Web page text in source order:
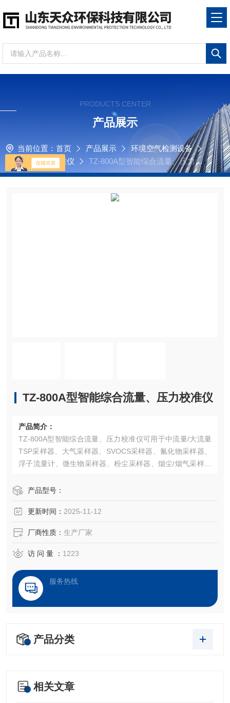
PRODUCTS CENTER
产品展示
当前位置： 首页 产品展示
环境空气检测设备
综合压力流量校准仪
TZ-800A型智能综合流量、压力校
准仪
TZ-800A型智能综合流量、压力校准仪
产品简介：
TZ-800A型智能综合流量、压力校准仪可用于中流量/大流量
TSP采样器、大气采样器、SVOCS采样器、氟化物采样器、
浮子流量计、微生物采样器、粉尘采样器、烟尘/烟气采样器
产品型号：
更新时间： 2025-11-12
厂商性质： 生产厂家
访 问 量 ： 1223
服务热线
产品分类
相关文章